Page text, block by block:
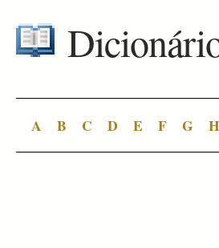
A B C D E F G H